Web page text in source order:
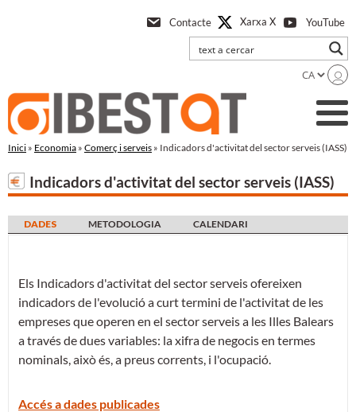
a
l'contingut
Contacte Xarxa X YouTube
Inici » Economia » Comerç i serveis » Indicadors d'activitat del sector serveis (IASS)
Indicadors d'activitat del sector serveis (IASS)
DADES METODOLOGIA CALENDARI
Els Indicadors d'activitat del sector serveis ofereixen
indicadors de l'evolució a curt termini de l'activitat de les
empreses que operen en el sector serveis a les Illes Balears
a través de dues variables: la xifra de negocis en termes
nominals, això és, a preus corrents, i l'ocupació.
Accés a dades publicades